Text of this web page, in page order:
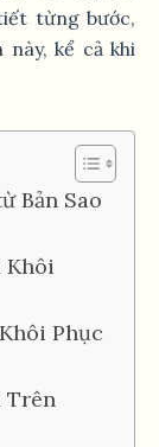
từng bước,
kể cả khi
Bản Sao
Khôi
Phục
Trên